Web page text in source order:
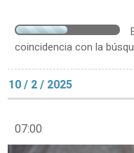
coincidencia con la
10 / 2 / 2025
07:00